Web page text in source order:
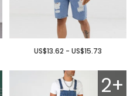
US$13.62 - US$15.73
2+